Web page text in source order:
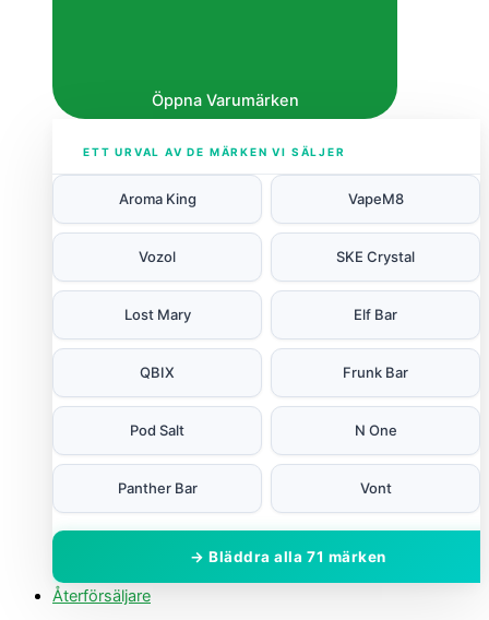
Öppna Varumärken
ETT URVAL AV DE MÄRKEN VI SÄLJER
Aroma King VapeM8
Vozol SKE Crystal
Lost Mary Elf Bar
QBIX Frunk Bar
Pod Salt N One
Panther Bar Vont
→ Bläddra alla 71 märken
Återförsäljare